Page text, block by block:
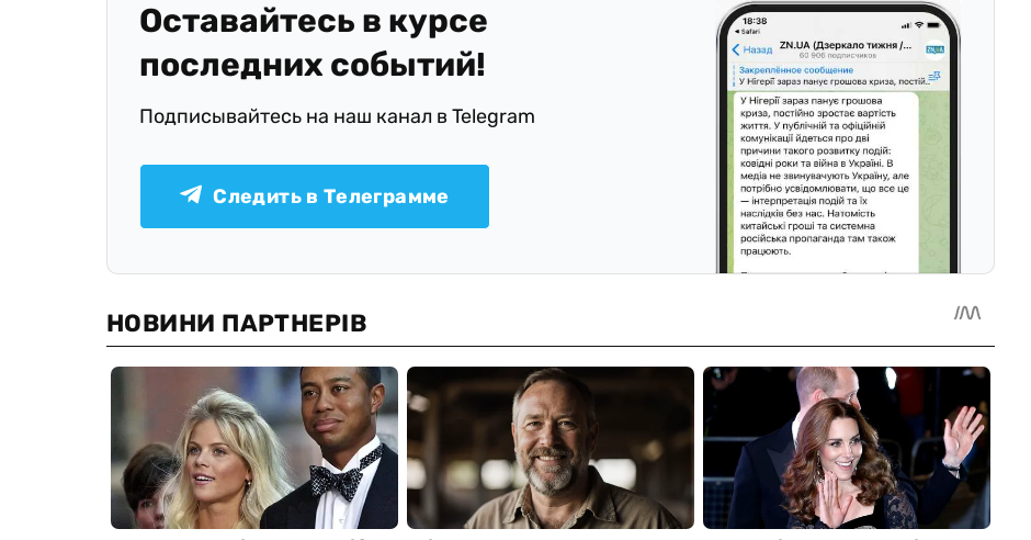
Оставайтесь в курсе
последних событий!
Подписывайтесь на наш канал в Telegram
Следить в Телеграмме